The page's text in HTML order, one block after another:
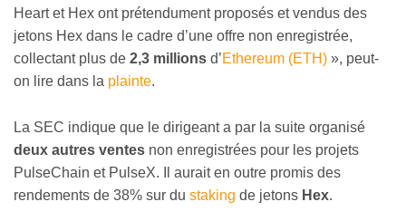
Heart et Hex ont prétendument proposés et vendus des
jetons Hex dans le cadre d’une offre non enregistrée,
collectant plus de 2,3 millions d’Ethereum (ETH) », peut-
on lire dans la plainte.
La SEC indique que le dirigeant a par la suite organisé
deux autres ventes non enregistrées pour les projets
PulseChain et PulseX. Il aurait en outre promis des
rendements de 38% sur du staking de jetons Hex.